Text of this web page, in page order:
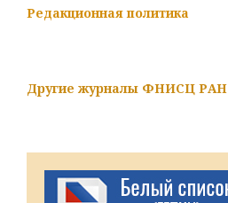
Редакционная политика
Другие журналы ФНИСЦ РАН